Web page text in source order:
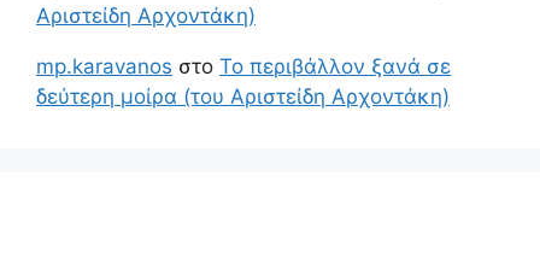
Αριστείδη Αρχοντάκη)
mp.karavanos στο Το περιβάλλον ξανά σε
δεύτερη μοίρα (του Αριστείδη Αρχοντάκη)